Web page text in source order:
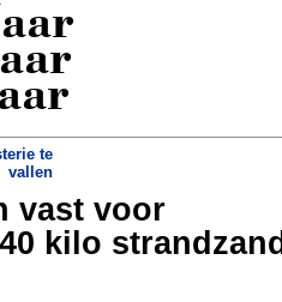
te
vallen
avocadoprijzen leiden in LA
guacamole»
vast voor
kilo